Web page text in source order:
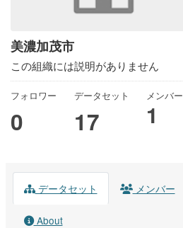
美濃加茂市
この組織には説明がありません
フォロワー
0
データセット
17
メンバー
1
データセット メンバー
About